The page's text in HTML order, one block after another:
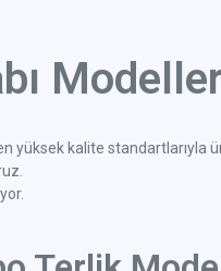
yüksek kalite standartlarıyla